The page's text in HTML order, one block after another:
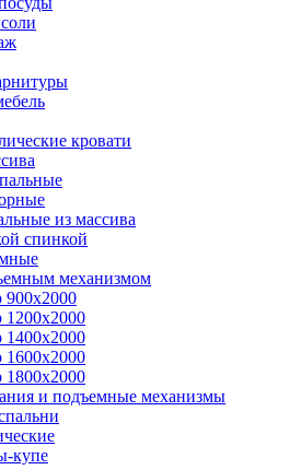
кровати
из массива
спинкой
механизмом
900х2000
1200х2000
1400х2000
1600х2000
1800х2000
и подъемные механизмы
купе